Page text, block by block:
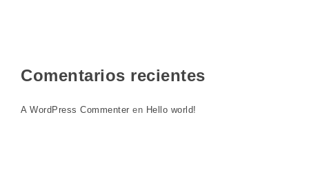
Comentarios recientes
A WordPress Commenter en Hello world!